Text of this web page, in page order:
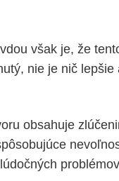
však je, že
nie je nič lepšie
obsahuje
problémov